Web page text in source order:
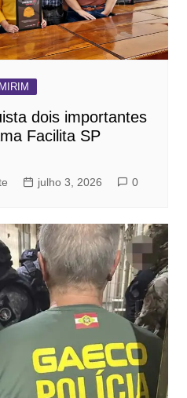
dois importantes
Facilita SP
julho 3, 2026 0